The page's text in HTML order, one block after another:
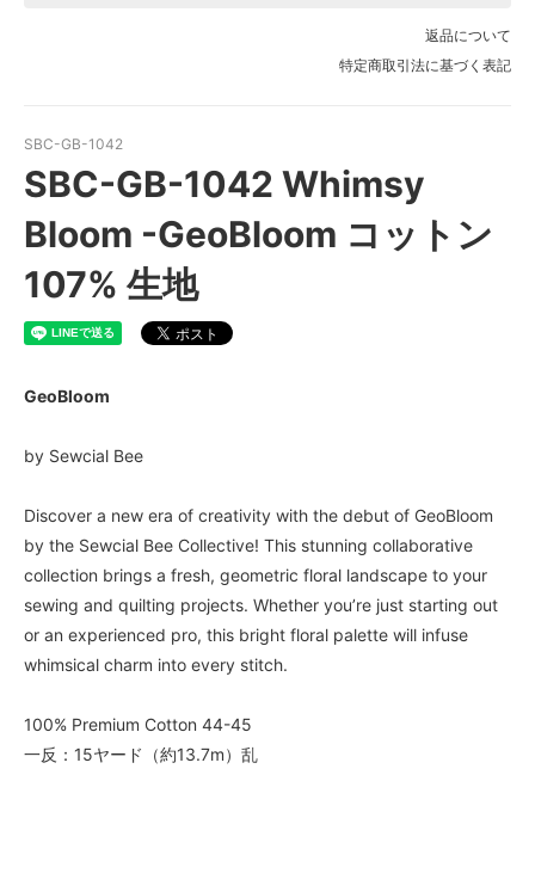
返品について
特定商取引法に基づく表記
SBC-GB-1042
SBC-GB-1042 Whimsy
Bloom -GeoBloom コットン
107% 生地
GeoBloom
by Sewcial Bee
Discover a new era of creativity with the debut of GeoBloom
by the Sewcial Bee Collective! This stunning collaborative
collection brings a fresh, geometric floral landscape to your
sewing and quilting projects. Whether you’re just starting out
or an experienced pro, this bright floral palette will infuse
whimsical charm into every stitch.
100% Premium Cotton 44-45
一反：15ヤード（約13.7m）乱